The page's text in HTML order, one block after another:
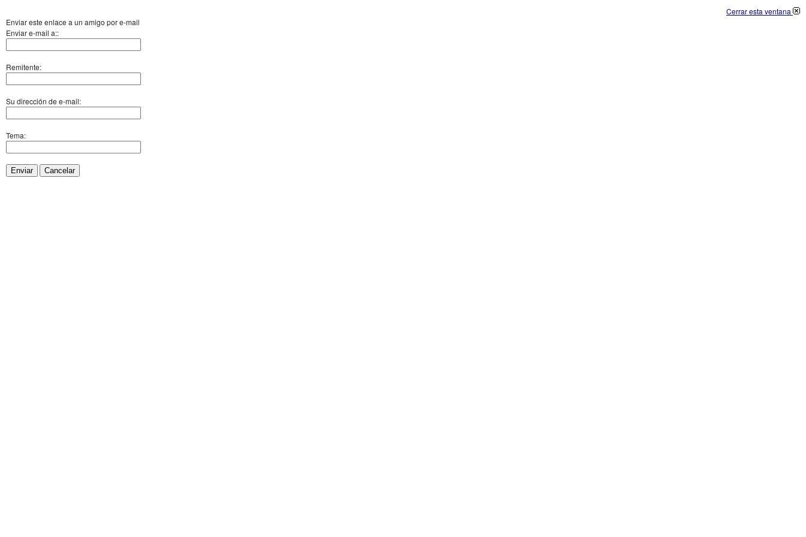
Cerrar esta ventana
Enviar este enlace a un amigo por e-mail
Enviar e-mail a::
Remitente:
Su dirección de e-mail:
Tema:
Enviar Cancelar